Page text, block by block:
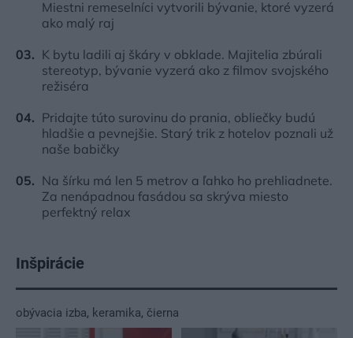
Miestni remeselníci vytvorili bývanie, ktoré vyzerá
ako malý raj
K bytu ladili aj škáry v obklade. Majitelia zbúrali
stereotyp, bývanie vyzerá ako z filmov svojského
režiséra
Pridajte túto surovinu do prania, obliečky budú
hladšie a pevnejšie. Starý trik z hotelov poznali už
naše babičky
Na šírku má len 5 metrov a ľahko ho prehliadnete.
Za nenápadnou fasádou sa skrýva miesto
perfektný relax
Inšpirácie
obývacia izba, keramika, čierna